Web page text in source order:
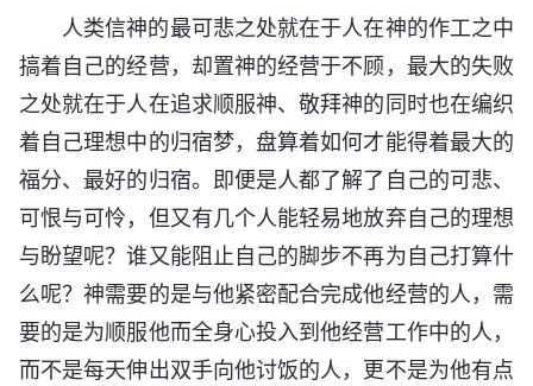
人类信神的最可悲之处就在于人在神的作工之中
搞着自己的经营，却置神的经营于不顾，最大的失败
之处就在于人在追求顺服神、敬拜神的同时也在编织
着自己理想中的归宿梦，盘算着如何才能得着最大的
福分、最好的归宿。即便是人都了解了自己的可悲、
可恨与可怜，但又有几个人能轻易地放弃自己的理想
与盼望呢？谁又能阻止自己的脚步不再为自己打算什
么呢？神需要的是与他紧密配合完成他经营的人，需
要的是为顺服他而全身心投入到他经营工作中的人，
而不是每天伸出双手向他讨饭的人，更不是为他有点